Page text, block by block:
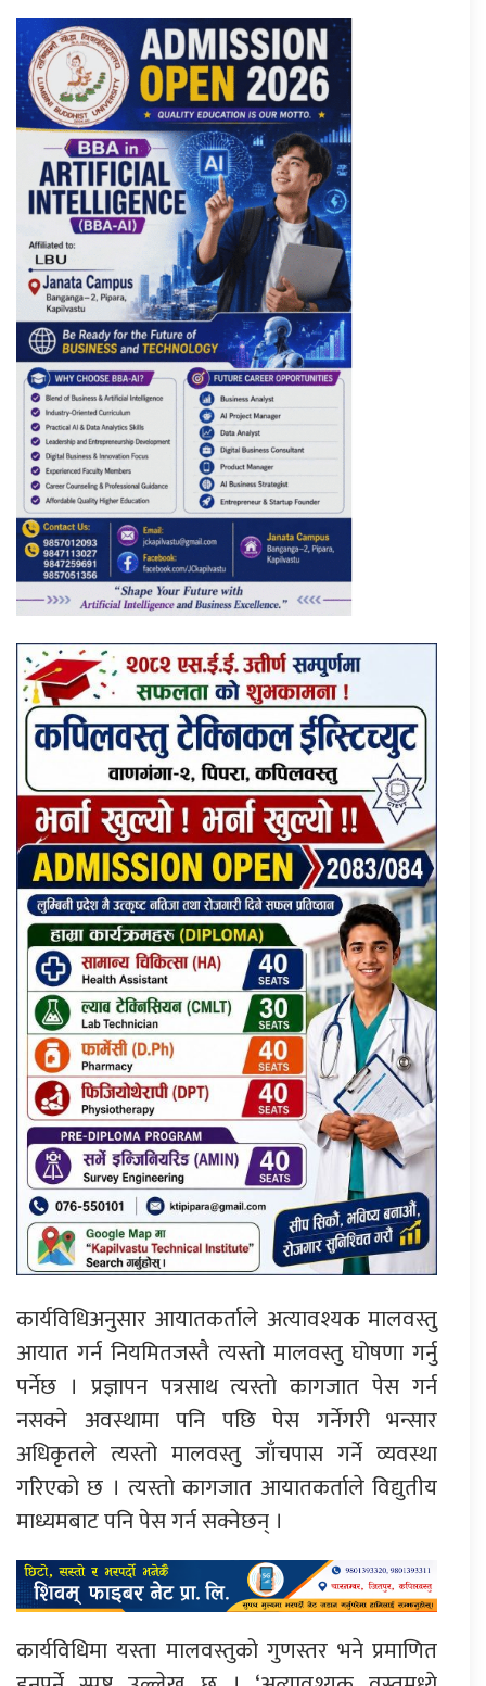
कार्यविधिअनुसार आयातकर्ताले अत्यावश्यक मालवस्तु
आयात गर्न नियमितजस्तै त्यस्तो मालवस्तु घोषणा गर्नु
पर्नेछ । प्रज्ञापन पत्रसाथ त्यस्तो कागजात पेस गर्न
नसक्ने अवस्थामा पनि पछि पेस गर्नेगरी भन्सार
अधिकृतले त्यस्तो मालवस्तु जाँचपास गर्ने व्यवस्था
गरिएको छ । त्यस्तो कागजात आयातकर्ताले विद्युतीय
माध्यमबाट पनि पेस गर्न सक्नेछन् ।
कार्यविधिमा यस्ता मालवस्तुको गुणस्तर भने प्रमाणित